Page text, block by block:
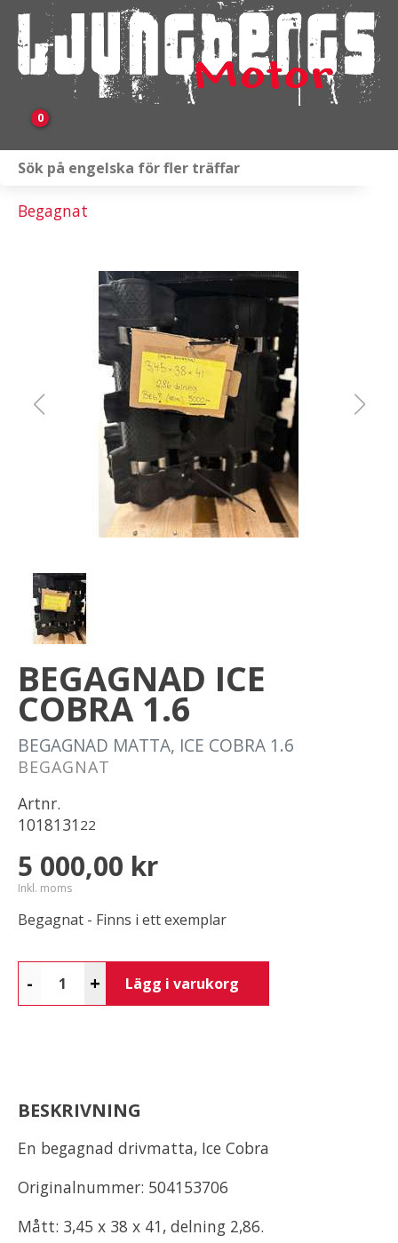
0
Släpvagnar & Skylift
Sprängskisser
Begagnat
BEGAGNAD ICE
COBRA 1.6
BEGAGNAD MATTA, ICE COBRA 1.6
BEGAGNAT
Artnr.
1018131 22
5 000,00 kr
Inkl. moms
Begagnat - Finns i ett exemplar
- + Lägg i varukorg
BESKRIVNING
En begagnad drivmatta, Ice Cobra
Originalnummer: 504153706
Mått: 3,45 x 38 x 41, delning 2,86.